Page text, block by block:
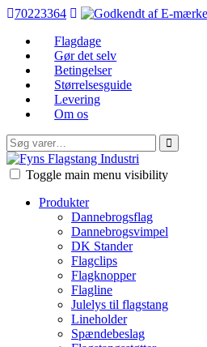
70223364
Flagdage
Gør det selv
Betingelser
Størrelsesguide
Levering
Om os
Søg
efter:
FFI
Toggle main menu visibility
Produkter
Dannebrogsflag
Dannebrogsvimpel
DK Stander
Flagclips
Flagknopper
Flagline
Julelys til flagstang
Lineholder
Spændebeslag